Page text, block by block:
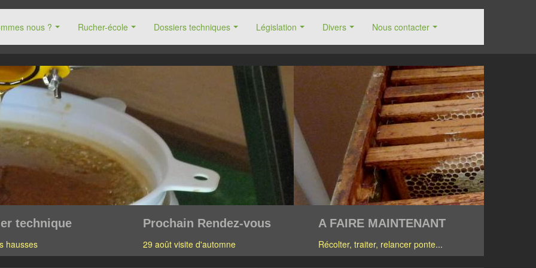
nous ? Rucher-école Dossiers techniques Législation Divers Nous contacter
technique
hausses
Prochain Rendez-vous
29 août visite d'automne
A FAIRE MAINTENANT
Récolter, traiter, relancer ponte...